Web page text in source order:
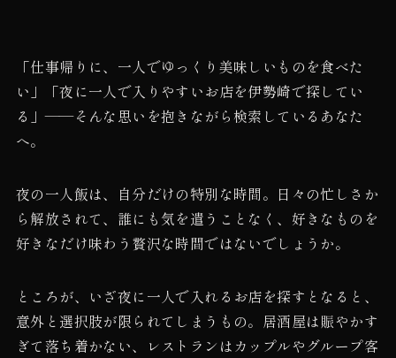
「仕事帰りに、一人でゆっくり美味しいものを食べた
い」「夜に一人で入りやすいお店を伊勢崎で探してい
る」——そんな思いを抱きながら検索しているあなた
へ。
夜の一人飯は、自分だけの特別な時間。日々の忙しさか
ら解放されて、誰にも気を遣うことなく、好きなものを
好きなだけ味わう贅沢な時間ではないでしょうか。
ところが、いざ夜に一人で入れるお店を探すとなると、
意外と選択肢が限られてしまうもの。居酒屋は賑やかす
ぎて落ち着かない、レストランはカップルやグループ客